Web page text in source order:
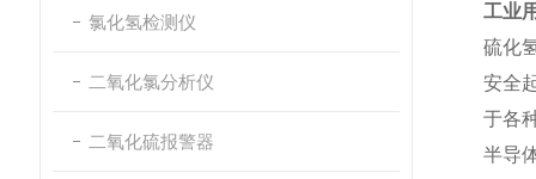
氯化氢检测仪
二氧化氯分析仪
二氧化硫报警器
工业
硫化
安全
于各
半导